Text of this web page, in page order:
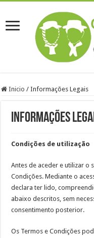
Inicio / Informações Legais
Informações
Condições de utilização
Antes de aceder e utilizar o
Condições. Mediante o
declara ter lido,
abaixo descritos, sem
consentimento posterior.
Os Termos e Condições